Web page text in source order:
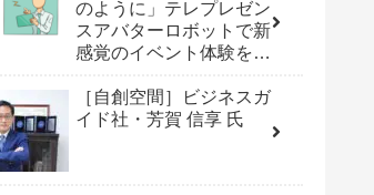
のように」テレプレゼン
スアバターロボットで新
感覚のイベント体験を
氏］
［自創空間］ビジネスガ
イド社・芳賀 信享 氏